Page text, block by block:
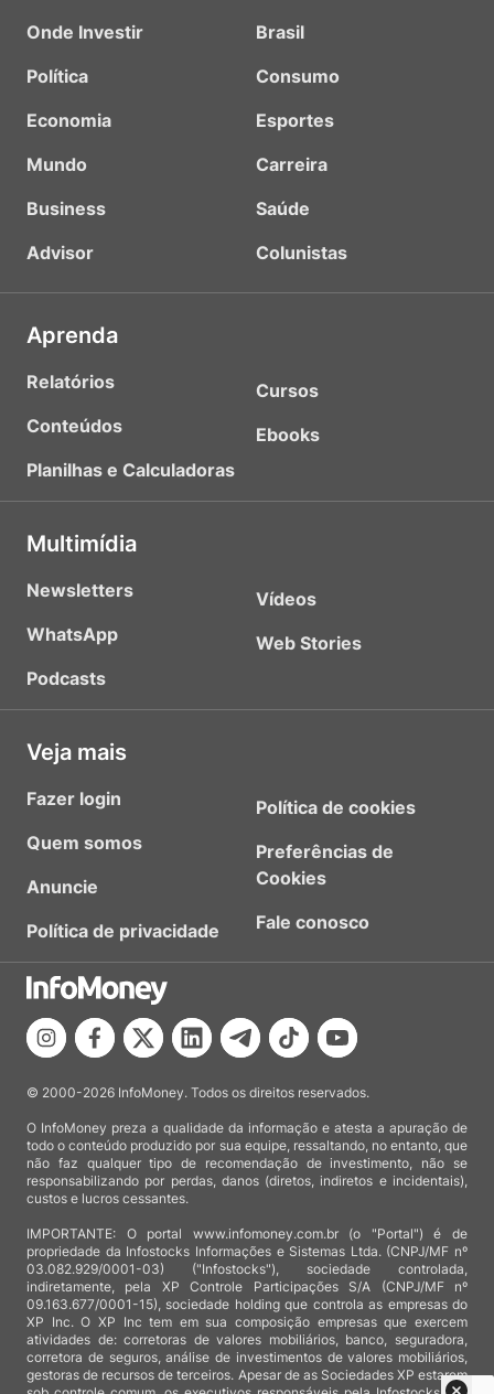
Onde Investir
Política
Economia
Mundo
Business
Advisor
Brasil
Consumo
Esportes
Carreira
Saúde
Colunistas
Aprenda
Relatórios
Conteúdos
Planilhas e Calculadoras
Cursos
Ebooks
Multimídia
Newsletters
WhatsApp
Podcasts
Vídeos
Web Stories
Veja mais
Fazer login
Quem somos
Anuncie
Política de privacidade
Política de cookies
Preferências de
Cookies
Fale conosco
© 2000-2026 InfoMoney. Todos os direitos reservados.
O InfoMoney preza a qualidade da informação e atesta a apuração de
todo o conteúdo produzido por sua equipe, ressaltando, no entanto, que
não faz qualquer tipo de recomendação de investimento, não se
responsabilizando por perdas, danos (diretos, indiretos e incidentais),
custos e lucros cessantes.
IMPORTANTE: O portal www.infomoney.com.br (o "Portal") é de
propriedade da Infostocks Informações e Sistemas Ltda. (CNPJ/MF nº
03.082.929/0001-03) ("Infostocks"), sociedade controlada,
indiretamente, pela XP Controle Participações S/A (CNPJ/MF nº
09.163.677/0001-15), sociedade holding que controla as empresas do
XP Inc. O XP Inc tem em sua composição empresas que exercem
atividades de: corretoras de valores mobiliários, banco, seguradora,
corretora de seguros, análise de investimentos de valores mobiliários,
gestoras de recursos de terceiros. Apesar de as Sociedades XP estarem